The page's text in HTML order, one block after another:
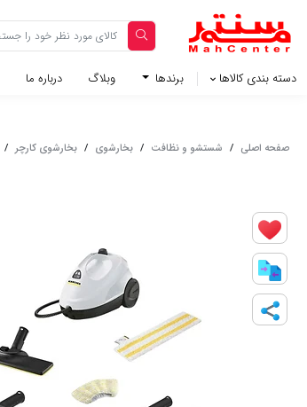
دسته بندی کالاها برندها وبلاگ‌ درباره ما
صفحه اصلی / شستشو و نظافت / بخارشوی / بخارشوی کارچر /